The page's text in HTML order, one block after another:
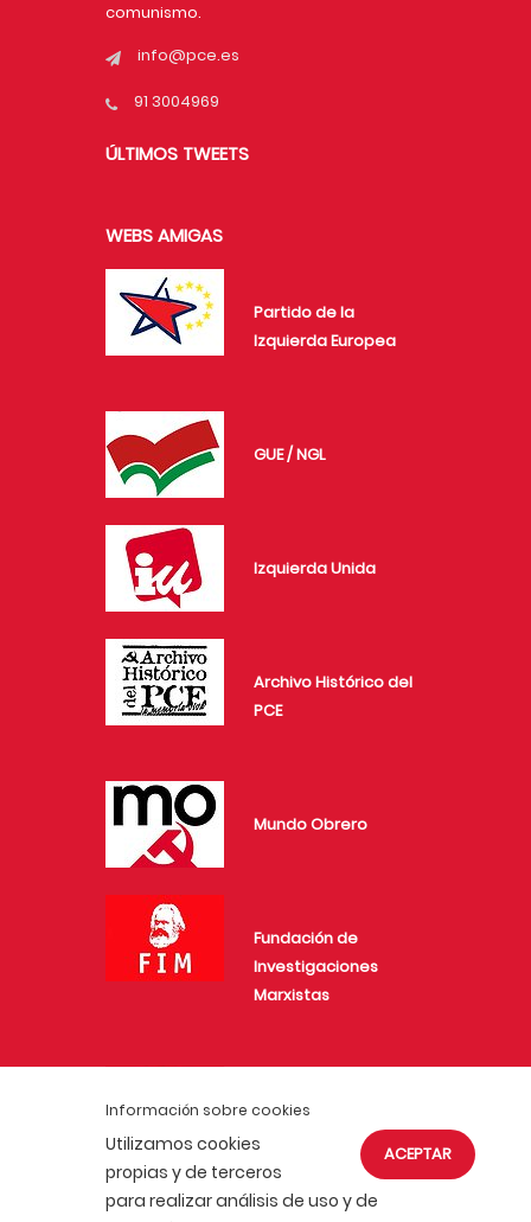
Información sobre cookies
ACEPTAR
Utilizamos cookies
propias y de terceros
para realizar análisis de uso y de
comunismo.
info@pce.es
91 3004969
ÚLTIMOS TWEETS
WEBS AMIGAS
Partido de la
Izquierda Europea
GUE / NGL
Izquierda Unida
Archivo Histórico del
PCE
Mundo Obrero
Fundación de
Investigaciones
Marxistas
Juventud Comunista